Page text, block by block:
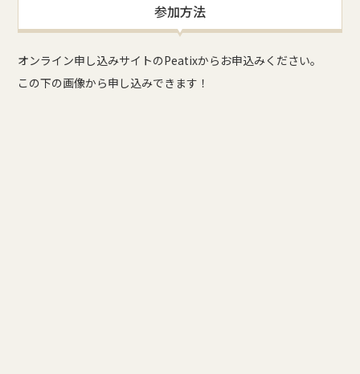
参加方法
オンライン申し込みサイトのPeatixからお申込みください。
この下の画像から申し込みできます！